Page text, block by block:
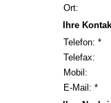
Ort:
Ihre
Telefon: *
Telefax:
Mobil:
E-Mail: *